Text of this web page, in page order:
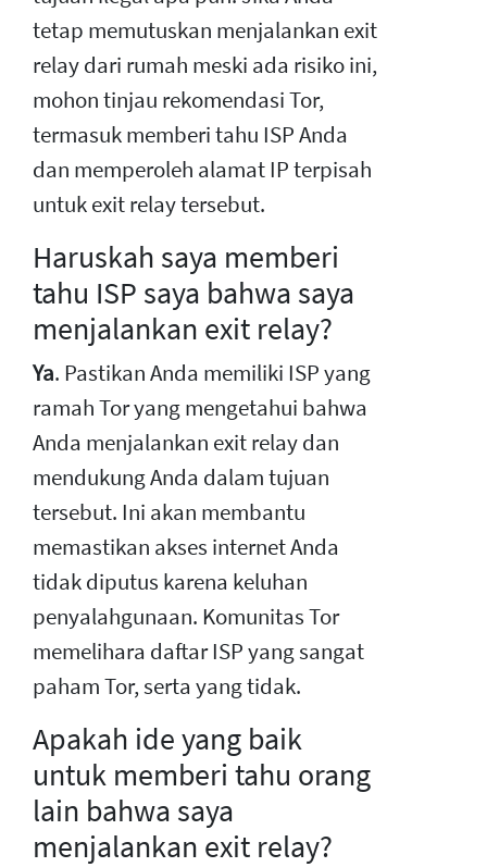
tetap memutuskan menjalankan exit
relay dari rumah meski ada risiko ini,
mohon tinjau rekomendasi Tor,
termasuk memberi tahu ISP Anda
dan memperoleh alamat IP terpisah
untuk exit relay tersebut.
Haruskah saya memberi
tahu ISP saya bahwa saya
menjalankan exit relay?
Ya. Pastikan Anda memiliki ISP yang
ramah Tor yang mengetahui bahwa
Anda menjalankan exit relay dan
mendukung Anda dalam tujuan
tersebut. Ini akan membantu
memastikan akses internet Anda
tidak diputus karena keluhan
penyalahgunaan. Komunitas Tor
memelihara daftar ISP yang sangat
paham Tor, serta yang tidak.
Apakah ide yang baik
untuk memberi tahu orang
lain bahwa saya
menjalankan exit relay?